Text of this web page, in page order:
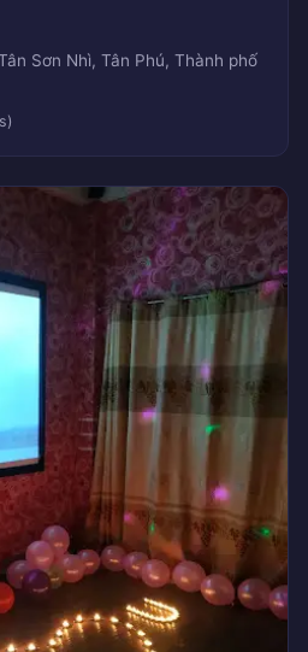
Sơn Nhì, Tân Phú, Thành phố